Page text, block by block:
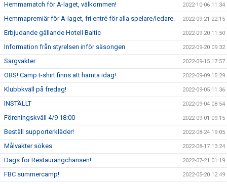
Hemmamatch för A-laget, välkommen! 2022-10-06 11:34
Hemmapremiär för A-laget, fri entré för alla spelare/ledare. 2022-09-21 22:15
Erbjudande gällande Hotell Baltic 2022-09-20 11:50
Information från styrelsen inför säsongen 2022-09-20 09:32
Sargvakter 2022-09-15 17:57
OBS! Camp t-shirt finns att hämta idag! 2022-09-09 15:29
Klubbkväll på fredag! 2022-09-05 11:36
INSTÄLLT 2022-09-04 08:54
Föreningskväll 4/9 18:00 2022-09-01 09:15
Beställ supporterkläder! 2022-08-24 19:05
Målvakter sökes 2022-08-17 13:24
Dags för Restaurangchansen! 2022-07-21 01:19
FBC summercamp! 2022-05-20 12:49